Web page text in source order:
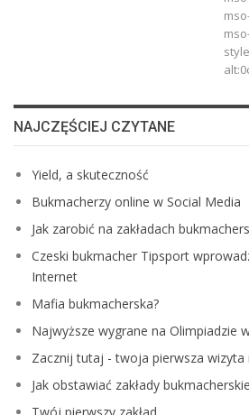
NAJCZĘŚCIEJ CZYTANE
Yield, a skuteczność
Bukmacherzy online w Social Media
Jak zarobić na zakładach
Czeski bukmacher Tipsport
Internet
Mafia bukmacherska?
Najwyższe wygrane na Olimpiadzie
Zacznij tutaj - twoja pierwsza wizyta
Jak obstawiać zakłady